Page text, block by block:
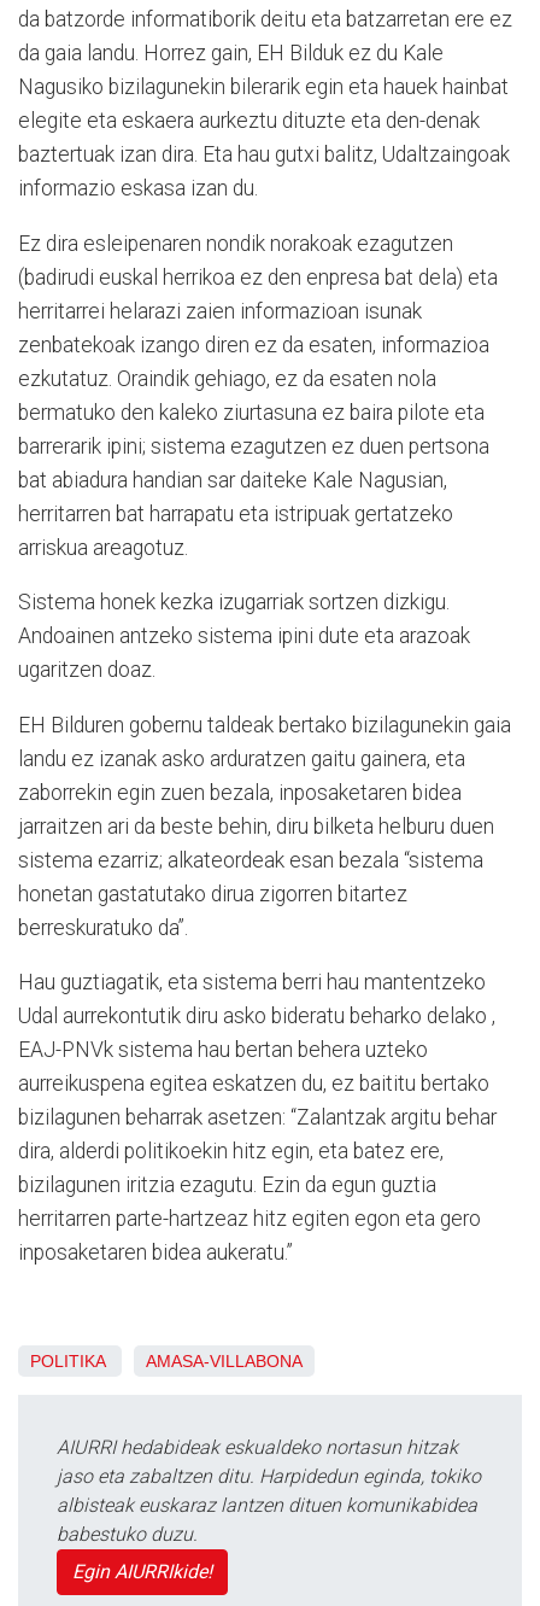
da batzorde informatiborik deitu eta batzarretan ere ez
da gaia landu. Horrez gain, EH Bilduk ez du Kale
Nagusiko bizilagunekin bilerarik egin eta hauek hainbat
elegite eta eskaera aurkeztu dituzte eta den-denak
baztertuak izan dira. Eta hau gutxi balitz, Udaltzaingoak
informazio eskasa izan du.
Ez dira esleipenaren nondik norakoak ezagutzen
(badirudi euskal herrikoa ez den enpresa bat dela) eta
herritarrei helarazi zaien informazioan isunak
zenbatekoak izango diren ez da esaten, informazioa
ezkutatuz. Oraindik gehiago, ez da esaten nola
bermatuko den kaleko ziurtasuna ez baira pilote eta
barrerarik ipini; sistema ezagutzen ez duen pertsona
bat abiadura handian sar daiteke Kale Nagusian,
herritarren bat harrapatu eta istripuak gertatzeko
arriskua areagotuz.
Sistema honek kezka izugarriak sortzen dizkigu.
Andoainen antzeko sistema ipini dute eta arazoak
ugaritzen doaz.
EH Bilduren gobernu taldeak bertako bizilagunekin gaia
landu ez izanak asko arduratzen gaitu gainera, eta
zaborrekin egin zuen bezala, inposaketaren bidea
jarraitzen ari da beste behin, diru bilketa helburu duen
sistema ezarriz; alkateordeak esan bezala “sistema
honetan gastatutako dirua zigorren bitartez
berreskuratuko da”.
Hau guztiagatik, eta sistema berri hau mantentzeko
Udal aurrekontutik diru asko bideratu beharko delako ,
EAJ-PNVk sistema hau bertan behera uzteko
aurreikuspena egitea eskatzen du, ez baititu bertako
bizilagunen beharrak asetzen: “Zalantzak argitu behar
dira, alderdi politikoekin hitz egin, eta batez ere,
bizilagunen iritzia ezagutu. Ezin da egun guztia
herritarren parte-hartzeaz hitz egiten egon eta gero
inposaketaren bidea aukeratu.”
POLITIKA AMASA-VILLABONA
AIURRI hedabideak eskualdeko nortasun hitzak
jaso eta zabaltzen ditu. Harpidedun eginda, tokiko
albisteak euskaraz lantzen dituen komunikabidea
babestuko duzu.
Egin AIURRIkide!